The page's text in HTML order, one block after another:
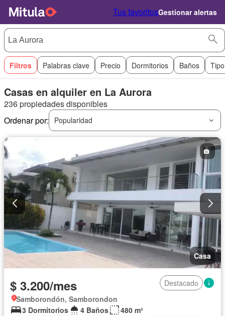
Tus favoritosGestionar alertas
Filtros Palabras clave Precio Dormitorios Baños
Casas en alquiler en La Aurora
236 propiedades disponibles
Ordenar por:
Popularidad
Casa
$ 3.200/mes
Destacado
Samborondón, Samborondon
3 Dormitorios
4 Baños
480 m²